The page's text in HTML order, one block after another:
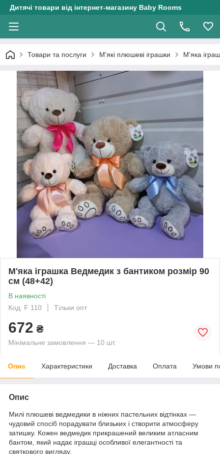
Дитячі товари від інтернет-магазину Baby Rooms
Товари та послуги М'які плюшеві іграшки М'яка
М'яка іграшка Ведмедик з бантиком розмір 90
см (48+42)
В наявності
Код: F 110
Тільки опт
672 ₴
Мінімальне замовлення — 10 шт.
Опис Характеристики Доставка Оплата Умови
Опис
Милі плюшеві ведмедики в ніжних пастельних відтінках —
чудовий спосіб порадувати близьких і створити атмосферу
затишку. Кожен ведмедик прикрашений великим атласним
бантом, який надає іграшці особливої ​​елегантності та
святкового вигляду.